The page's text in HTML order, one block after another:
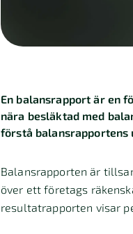
En balansrapport är en
nära besläktad med
förstå balansrapportens
Balansrapporten är
över ett företags
resultatrapporten visar